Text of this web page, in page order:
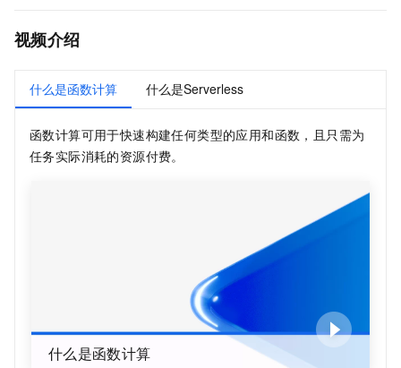
视频介绍
什么是函数计算 什么是Serverless
函数计算可用于快速构建任何类型的应用和函数，且只需为
任务实际消耗的资源付费。
什么是函数计算